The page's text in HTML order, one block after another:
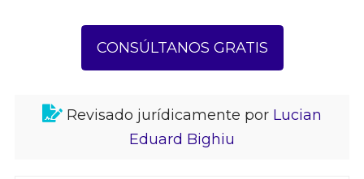
CONSÚLTANOS GRATIS
Revisado jurídicamente por Lucian
Eduard Bighiu